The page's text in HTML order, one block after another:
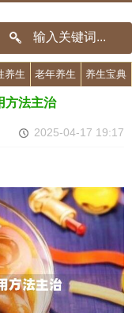
养生 老年养生 养生宝典
方法主治
2025-04-17 19:17